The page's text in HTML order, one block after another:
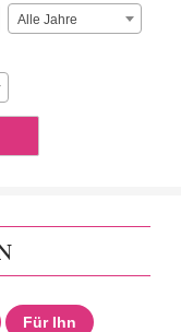
Alle Jahre
Für Ihn